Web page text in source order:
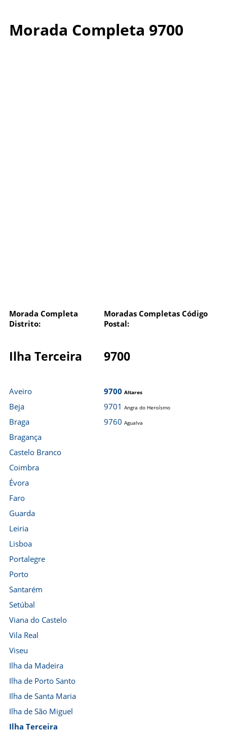
Morada Completa 9700
Morada Completa
Distrito:
Moradas Completas Código
Postal:
Ilha Terceira 9700
Aveiro
Beja
Braga
Bragança
Castelo Branco
Coimbra
Évora
Faro
Guarda
Leiria
Lisboa
Portalegre
Porto
Santarém
Setúbal
Viana do Castelo
Vila Real
Viseu
Ilha da Madeira
Ilha de Porto Santo
Ilha de Santa Maria
Ilha de São Miguel
Ilha Terceira
9700 Altares
9701 Angra do Heroísmo
9760 Agualva